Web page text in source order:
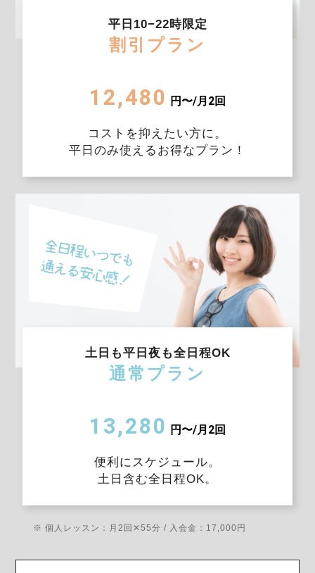
平日10−22時限定
割引プラン
12,480 円〜/月2回
コストを抑えたい方に。
平日のみ使えるお得なプラン！
土日も平日夜も全日程OK
通常プラン
13,280 円〜/月2回
便利にスケジュール。
土日含む全日程OK。
※ 個人レッスン：月2回✕55分 / 入会金：17,000円